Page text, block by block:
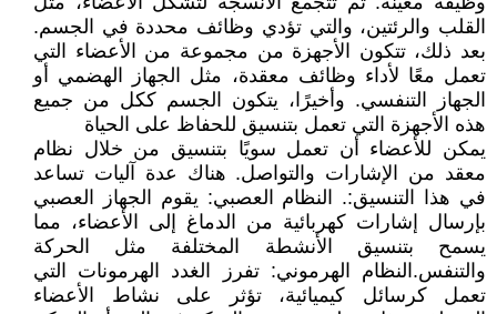
القلب والرئتين، والتي تؤدي وظائف محددة في الجسم.
بعد ذلك، تتكون الأجهزة من مجموعة من الأعضاء التي
تعمل معًا لأداء وظائف معقدة، مثل الجهاز الهضمي أو
الجهاز التنفسي. وأخيرًا، يتكون الجسم ككل من جميع
هذه الأجهزة التي تعمل بتنسيق للحفاظ على الحياة
يمكن للأعضاء أن تعمل سويًا بتنسيق من خلال نظام
معقد من الإشارات والتواصل. هناك عدة آليات تساعد
في هذا التنسيق:. النظام العصبي: يقوم الجهاز العصبي
بإرسال إشارات كهربائية من الدماغ إلى الأعضاء، مما
يسمح بتنسيق الأنشطة المختلفة مثل الحركة
والتنفس.النظام الهرموني: تفرز الغدد الهرمونات التي
تعمل كرسائل كيميائية، تؤثر على نشاط الأعضاء